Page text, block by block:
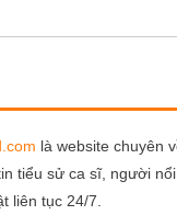
là website chuyên
tiểu sử ca sĩ, người
liên tục 24/7.